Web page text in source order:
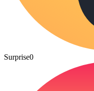
Surprise0